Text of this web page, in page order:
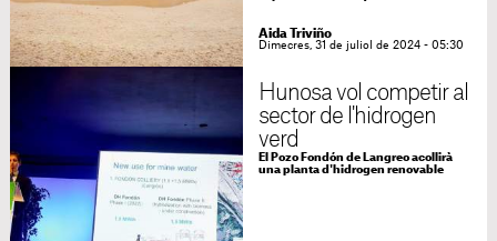
Aida Triviño
Dimecres, 31 de juliol de 2024 - 05:30
Hunosa vol competir al
sector de l'hidrogen
verd
El Pozo Fondón de Langreo acollirà
una planta d'hidrogen renovable